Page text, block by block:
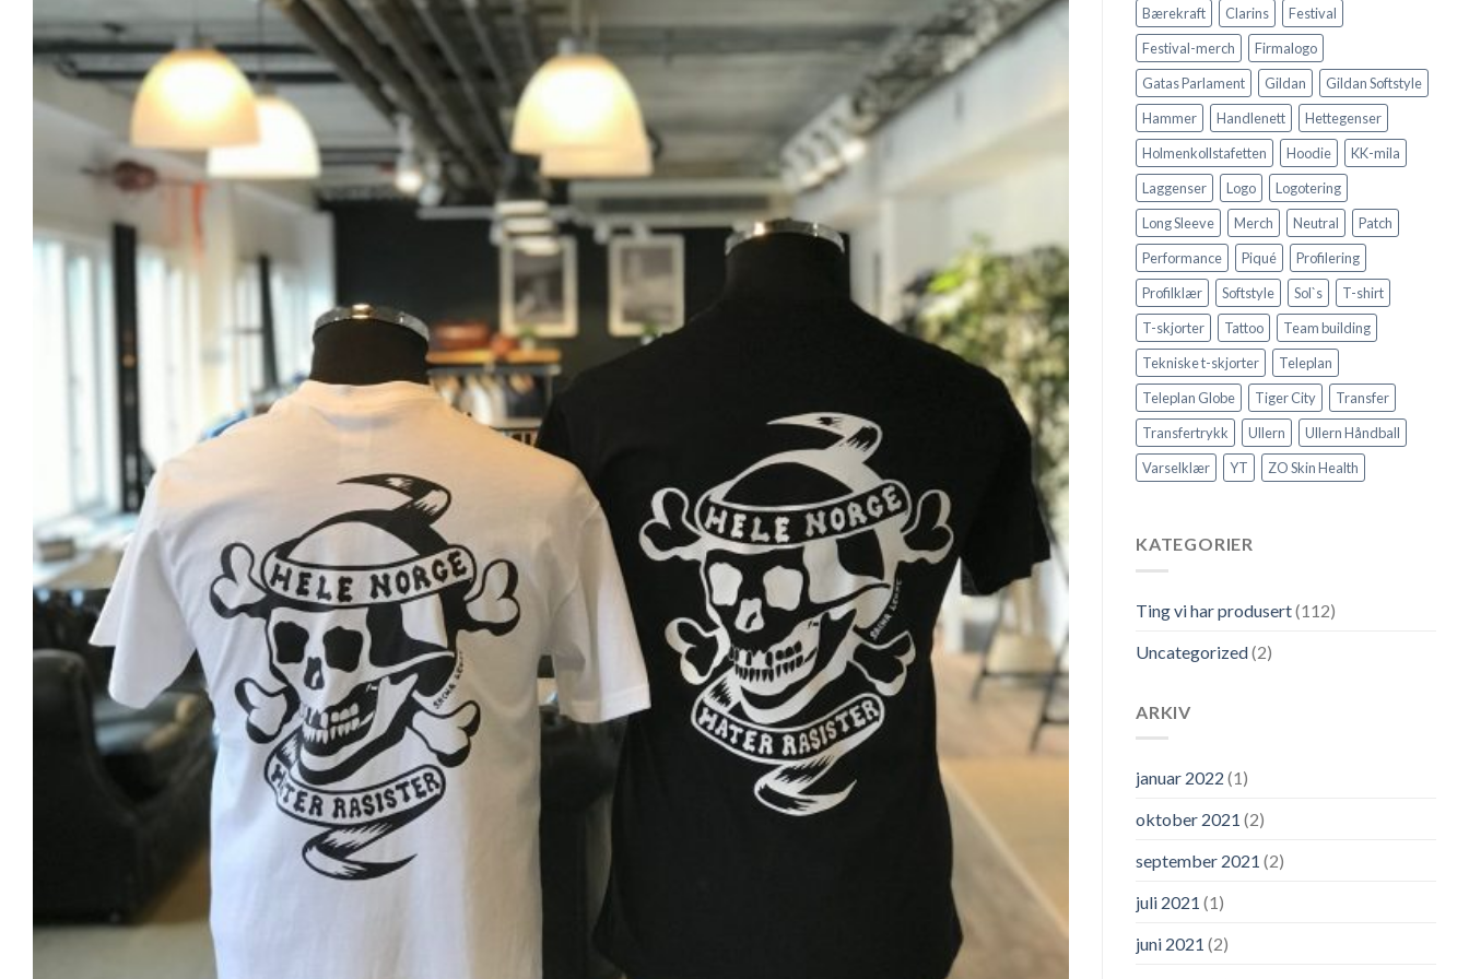
Bærekraft Clarins
Festival
Festival-merch
Firmalogo
Gatas Parlament
Gildan
Gildan Softstyle
Hammer
Handlenett
Hettegenser
Holmenkollstafetten
Hoodie
KK-mila
Laggenser
Logo
Logotering
Long Sleeve
Merch Neutral
Patch
Performance
Piqué
Profilering
Profilklær
Softstyle Sol`s
T-shirt
T-skjorter
Tattoo
Team building
Tekniske t-skjorter
Teleplan
Teleplan Globe
Tiger City
Transfer
Transfertrykk
Ullern
Ullern Håndball
Varselklær
YT ZO Skin Health
KATEGORIER
Ting vi har produsert(112)
Uncategorized(2)
ARKIV
januar 2022 (1)
oktober 2021 (2)
september 2021 (2)
juli 2021 (1)
juni 2021 (2)